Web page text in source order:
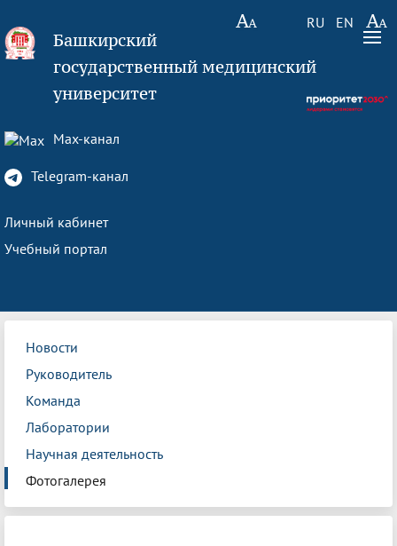
RU EN
Башкирский
государственный медицинский
университет
Max-канал
Telegram-канал
Личный кабинет
Учебный портал
Новости
Руководитель
Команда
Лаборатории
Научная деятельность
Фотогалерея